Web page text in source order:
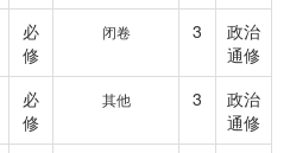
必
修
闭卷 3
政治
通修
必
修
其他 3
政治
通修